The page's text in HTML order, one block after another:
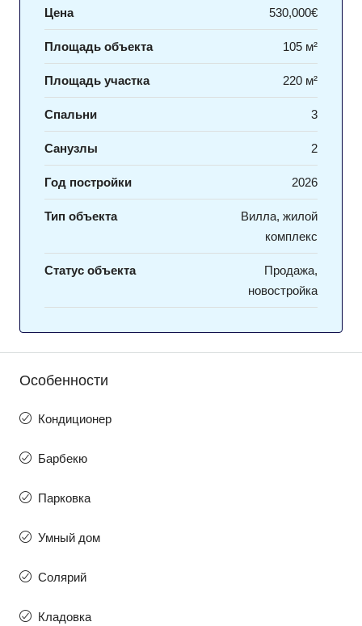
Цена 530,000€
Площадь объекта 105 м²
Площадь участка 220 м²
Спальни 3
Санузлы 2
Год постройки 2026
Тип объекта
Вилла, жилой
комплекс
Статус объекта
Продажа,
новостройка
Особенности
Кондиционер
Барбекю
Парковка
Умный дом
Солярий
Кладовка